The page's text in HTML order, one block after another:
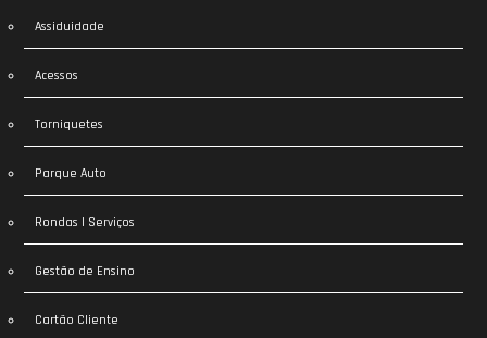
Assiduidade
Acessos
Torniquetes
Parque Auto
Rondas | Serviços
Gestão de Ensino
Cartão Cliente